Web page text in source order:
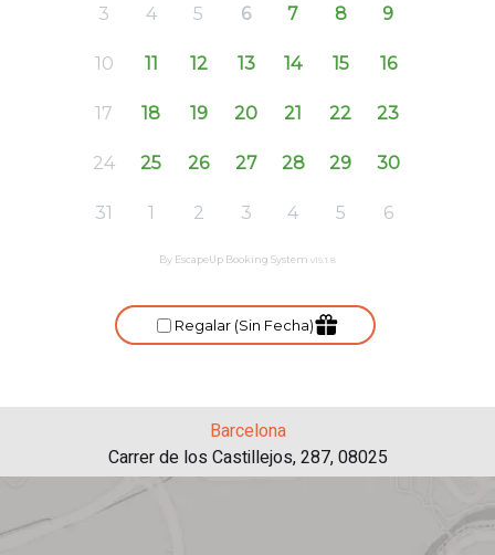
Barcelona
Carrer de los Castillejos, 287, 08025